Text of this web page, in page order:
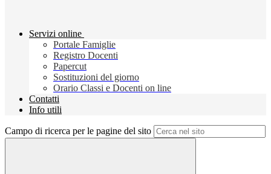
Servizi online
Portale Famiglie
Registro Docenti
Papercut
Sostituzioni del giorno
Orario Classi e Docenti on line
Contatti
Info utili
Campo di ricerca per le pagine del sito